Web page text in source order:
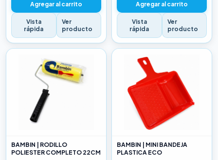
Agregar al carrito
Vista
rápida
Ver
producto
Agregar al carrito
Vista
rápida
Ver
producto
BAMBIN | RODILLO
POLIESTER COMPLETO 22CM
BAMBIN | MINI BANDEJA
PLASTICA ECO